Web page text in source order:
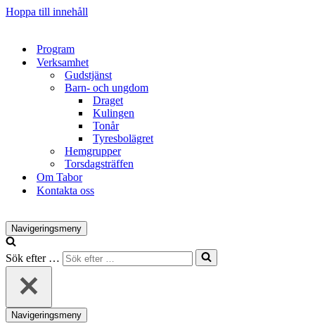
Hoppa till innehåll
Program
Verksamhet
Gudstjänst
Barn- och ungdom
Draget
Kulingen
Tonår
Tyresbolägret
Hemgrupper
Torsdagsträffen
Om Tabor
Kontakta oss
Navigeringsmeny
Sök efter …
Navigeringsmeny